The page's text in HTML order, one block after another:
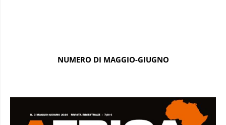
NUMERO DI MAGGIO-GIUGNO